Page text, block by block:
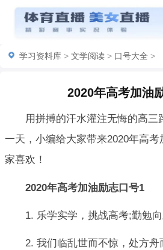
学习资料库 > 文学阅读 > 口号大全 >
2020年高考加油
用拼搏的汗水灌注无悔的高三
一天，小编给大家带来2020年高
家喜欢！
2020年高考加油励志口号1
1. 乐学实学，挑战高考;勤勉向
2. 我们临乱世而不惊，处方舟